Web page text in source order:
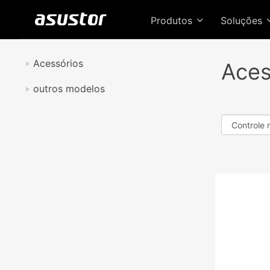
Produtos Soluções
Acessórios
outros modelos